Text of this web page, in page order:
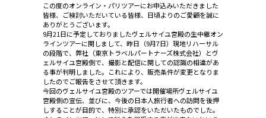
この度のオンライン・パリツアーにお申込みいただきました
皆様、ご検討いただいている皆様、日頃よりのご愛顧を誠に
ありがとうございます。
9月21日に予定しておりましたヴェルサイユ宮殿の生中継オン
ラインツアーに関しまして、昨日（9月7日）現地リハーサル
の段階で、弊社（東京トラベルパートナーズ株式会社）とヴ
ェルサイユ宮殿側で、撮影と配信に関しての認識の相違があ
る事が判明しました。これにより、販売条件が変更となりま
したのでご報告をさせて頂きます。
今回のヴェルサイユ宮殿のツアーでは開催場所ヴェルサイユ
宮殿側の宣伝、並びに、今後の日本人旅行者への訪問を後押
しすることが目的で、特別に承認をいただいたものでした。